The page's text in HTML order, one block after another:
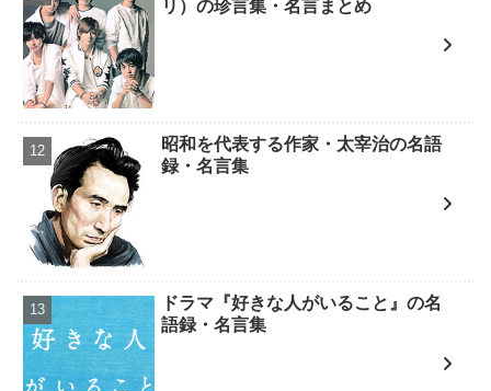
リ）の珍言集・名言まとめ
昭和を代表する作家・太宰治の名語
録・名言集
ドラマ『好きな人がいること』の名
語録・名言集